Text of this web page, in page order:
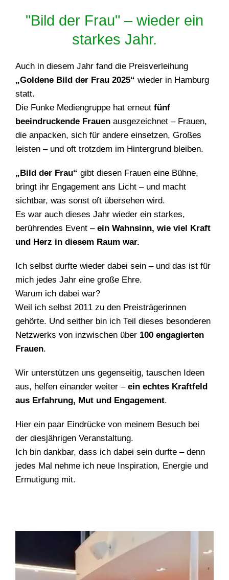
"Bild der Frau" – wieder ein
starkes Jahr.
Auch in diesem Jahr fand die Preisverleihung
„Goldene Bild der Frau 2025“ wieder in Hamburg
statt.
Die Funke Mediengruppe hat erneut fünf
beeindruckende Frauen ausgezeichnet – Frauen,
die anpacken, sich für andere einsetzen, Großes
leisten – und oft trotzdem im Hintergrund bleiben.
„Bild der Frau“ gibt diesen Frauen eine Bühne,
bringt ihr Engagement ans Licht – und macht
sichtbar, was sonst oft übersehen wird.
Es war auch dieses Jahr wieder ein starkes,
berührendes Event – ein Wahnsinn, wie viel Kraft
und Herz in diesem Raum war.
Ich selbst durfte wieder dabei sein – und das ist für
mich jedes Jahr eine große Ehre.
Warum ich dabei war?
Weil ich selbst 2011 zu den Preisträgerinnen
gehörte. Und seither bin ich Teil dieses besonderen
Netzwerks von inzwischen über 100 engagierten
Frauen.
Wir unterstützen uns gegenseitig, tauschen Ideen
aus, helfen einander weiter – ein echtes Kraftfeld
aus Erfahrung, Mut und Engagement.
Hier ein paar Eindrücke von meinem Besuch bei
der diesjährigen Veranstaltung.
Ich bin dankbar, dass ich dabei sein durfte – denn
jedes Mal nehme ich neue Inspiration, Energie und
Ermutigung mit.